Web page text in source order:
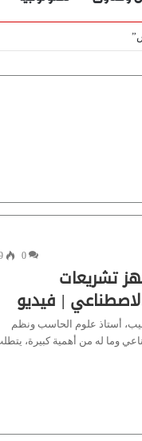
0
تشريعات
| فيديو
أستاذ علوم الحاسب ونظم
وما له من أهمية كبيرة،